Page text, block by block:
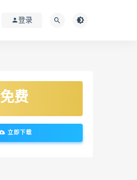
登录
免费
立即下载